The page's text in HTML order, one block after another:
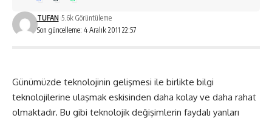
Son güncelleme: 4 Aralık 2011 22:57
TUFAN 5.6k Görüntüleme
Günümüzde teknolojinin gelişmesi ile birlikte bilgi
teknolojilerine ulaşmak eskisinden daha kolay ve daha rahat
olmaktadır. Bu gibi teknolojik değişimlerin faydalı yanları